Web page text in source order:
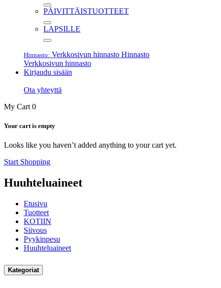
PÄIVITTÄISTUOTTEET
LAPSILLE
Hinnasto: Verkkosivun hinnasto Hinnasto
Verkkosivun hinnasto
Kirjaudu sisään
Ota yhteyttä
My Cart 0
Your cart is empty
Looks like you haven’t added anything to your cart yet.
Start Shopping
Huuhteluaineet
Etusivu
Tuotteet
KOTIIN
Siivous
Pyykinpesu
Huuhteluaineet
Kategoriat